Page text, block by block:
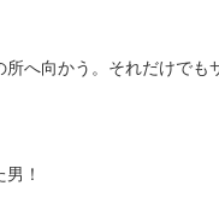
へ向かう。それだけでも
！